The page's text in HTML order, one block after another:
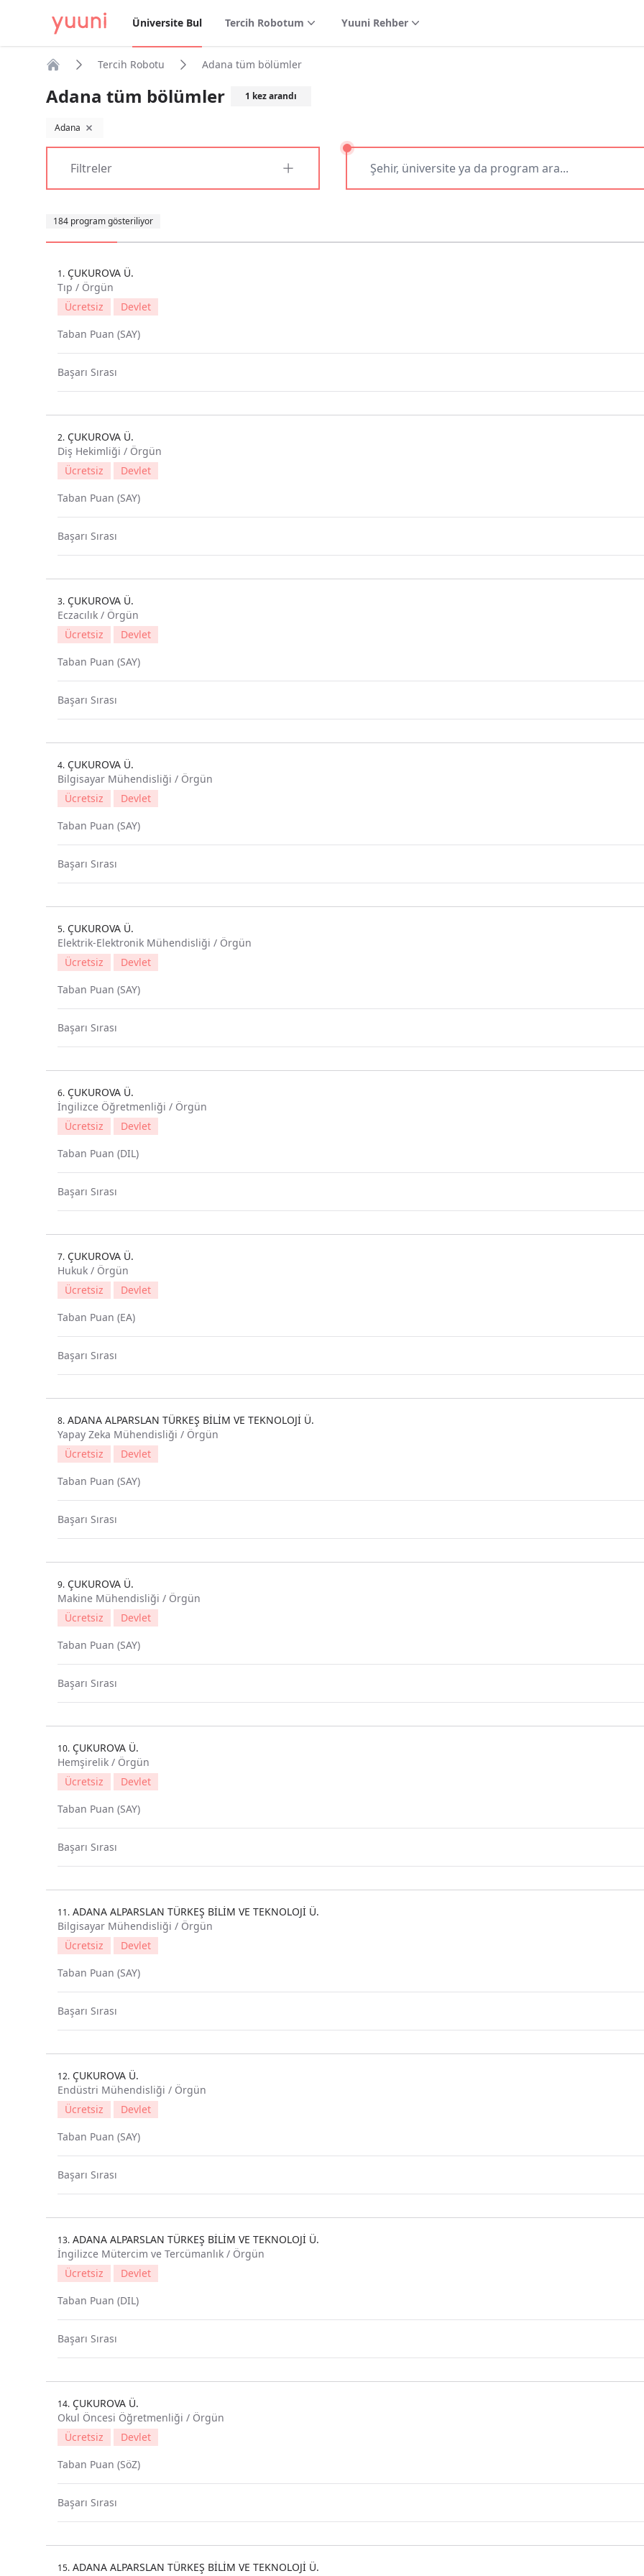
Üniversite Bul Tercih Robotum Yuuni Rehber
Tercih Robotu Adana tüm bölümler
Adana tüm bölümler 1 kez arandı
Adana filtreyi kaldır
Filtreler
184 program gösteriliyor
1. ÇUKUROVA Ü.
Tıp / Örgün
Ücretsiz
Devlet
Taban Puan (SAY)
Başarı Sırası
2. ÇUKUROVA Ü.
Diş Hekimliği / Örgün
Ücretsiz
Devlet
Taban Puan (SAY)
Başarı Sırası
3. ÇUKUROVA Ü.
Eczacılık / Örgün
Ücretsiz
Devlet
Taban Puan (SAY)
Başarı Sırası
4. ÇUKUROVA Ü.
Bilgisayar Mühendisliği / Örgün
Ücretsiz
Devlet
Taban Puan (SAY)
Başarı Sırası
5. ÇUKUROVA Ü.
Elektrik-Elektronik Mühendisliği / Örgün
Ücretsiz
Devlet
Taban Puan (SAY)
Başarı Sırası
6. ÇUKUROVA Ü.
İngilizce Öğretmenliği / Örgün
Ücretsiz
Devlet
Taban Puan (DIL)
Başarı Sırası
7. ÇUKUROVA Ü.
Hukuk / Örgün
Ücretsiz
Devlet
Taban Puan (EA)
Başarı Sırası
8. ADANA ALPARSLAN TÜRKEŞ BİLİM VE TEKNOLOJİ Ü.
Yapay Zeka Mühendisliği / Örgün
Ücretsiz
Devlet
Taban Puan (SAY)
Başarı Sırası
9. ÇUKUROVA Ü.
Makine Mühendisliği / Örgün
Ücretsiz
Devlet
Taban Puan (SAY)
Başarı Sırası
10. ÇUKUROVA Ü.
Hemşirelik / Örgün
Ücretsiz
Devlet
Taban Puan (SAY)
Başarı Sırası
11. ADANA ALPARSLAN TÜRKEŞ BİLİM VE TEKNOLOJİ Ü.
Bilgisayar Mühendisliği / Örgün
Ücretsiz
Devlet
Taban Puan (SAY)
Başarı Sırası
12. ÇUKUROVA Ü.
Endüstri Mühendisliği / Örgün
Ücretsiz
Devlet
Taban Puan (SAY)
Başarı Sırası
13. ADANA ALPARSLAN TÜRKEŞ BİLİM VE TEKNOLOJİ Ü.
İngilizce Mütercim ve Tercümanlık / Örgün
Ücretsiz
Devlet
Taban Puan (DIL)
Başarı Sırası
14. ÇUKUROVA Ü.
Okul Öncesi Öğretmenliği / Örgün
Ücretsiz
Devlet
Taban Puan (SöZ)
Başarı Sırası
15. ADANA ALPARSLAN TÜRKEŞ BİLİM VE TEKNOLOJİ Ü.